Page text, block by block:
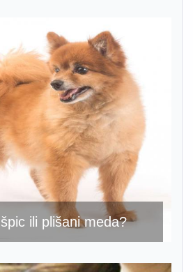
ili plišani meda?